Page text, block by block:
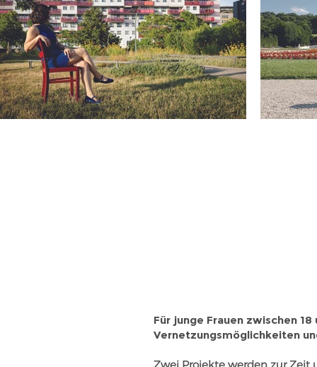
Für junge Frauen zwischen
Vernetzungsmöglichkeiten